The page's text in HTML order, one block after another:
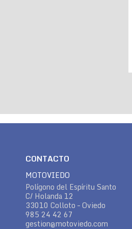
CONTACTO
MOTOVIEDO
Polígono del Espíritu Santo
C/ Holanda 12
33010 Colloto – Oviedo
985 24 42 67
gestion@motoviedo.com